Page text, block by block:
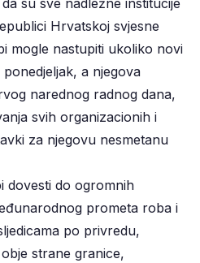
su sve nadležne institucije
Hrvatskoj svjesne
mogle nastupiti ukoliko novi
a njegova
narednog radnog dana,
svih organizacionih i
za njegovu nesmetanu
dovesti do ogromnih
prometa roba i
po privredu,
strane granice,